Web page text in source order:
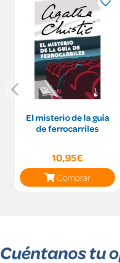
El misterio de la guía
de ferrocarriles
10,95€
Comprar
Cuéntanos tu